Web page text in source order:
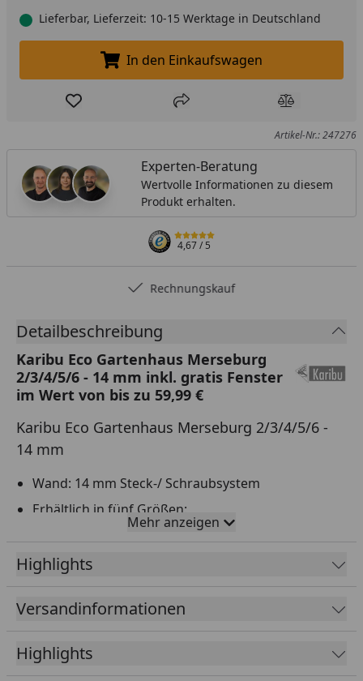
Lieferbar, Lieferzeit: 10-15 Werktage in Deutschland
In den Einkaufswagen legen
In den Einkaufswagen
Produkt zur Wunschliste hinzufügen
Teilen Produkt
Artikel-Nr.: 247276
Experten-Beratung
Wertvolle Informationen zu diesem
Produkt erhalten.
4,67/ 5
Rechnungskauf
Detailbeschreibung
Karibu Eco Gartenhaus Merseburg
2/3/4/5/6 - 14 mm inkl. gratis Fenster
im Wert von bis zu 59,99 €
Karibu Eco Gartenhaus Merseburg 2/3/4/5/6 -
14 mm
Wand: 14 mm Steck-/ Schraubsystem
Erhältlich in fünf Größen:
182 cm x 126 cm (Merseburg 2)
212 cm x 154 cm (Merseburg 3)
212 cm x 214 cm (Merseburg 4)
242 cm x 214 cm (Merseburg 5)
242 cm x 244 cm (Merseburg 6)
Pultdach aus 16 mm Dachplatten
Doppelflügeltür, Lichtausschnitten aus Kunstglas
(114,5 cm x 175 cm)
Mehr anzeigen
Highlights
Versandinformationen
Highlights